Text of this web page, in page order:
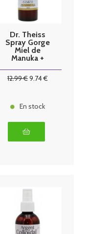
Dr. Theiss
Spray Gorge
Miel de
Manuka +
50 ml
12.99€9.74€
En stock